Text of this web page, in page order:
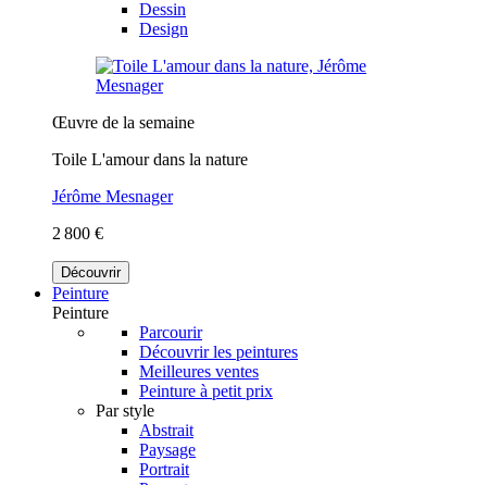
Dessin
Design
Œuvre de la semaine
Toile L'amour dans la nature
Jérôme Mesnager
2 800 €
Découvrir
Peinture
Peinture
Parcourir
Découvrir les peintures
Meilleures ventes
Peinture à petit prix
Par style
Abstrait
Paysage
Portrait